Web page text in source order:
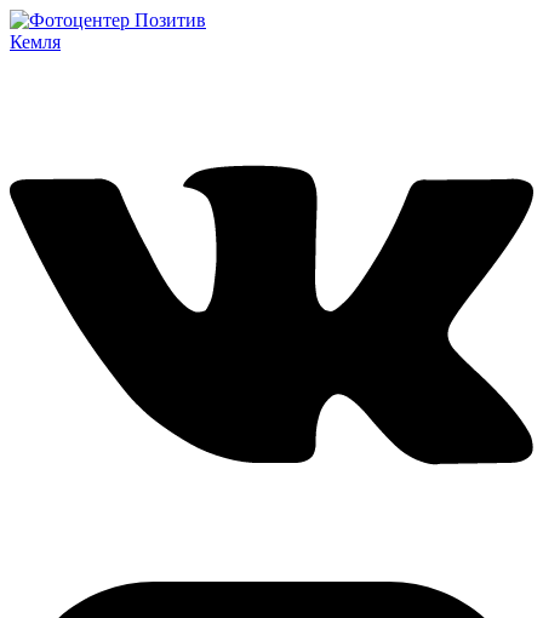
Кемля